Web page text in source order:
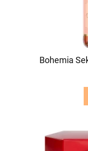
Bohemia